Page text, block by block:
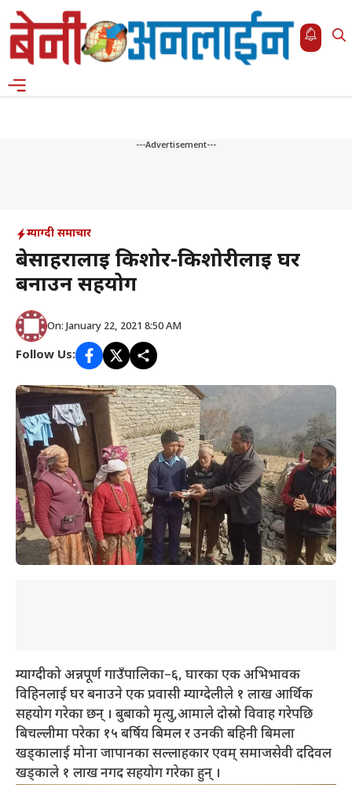
Skip
to
content
---Advertisement---
म्याग्दी समाचार
बेसाहरालाई किशोर-किशोरीलाई घर
बनाउन सहयोग
On: January 22, 2021 8:50 AM
Follow Us:
म्याग्दीको अन्नपूर्ण गाउँपालिका–६, घारका एक अभिभावक
विहिनलाई घर बनाउने एक प्रवासी म्याग्देलीले १ लाख आर्थिक
सहयोग गरेका छन् । बुबाको मृत्यु,आमाले दोस्रो विवाह गरेपछि
बिचल्लीमा परेका १५ बर्षिय बिमल र उनकी बहिनी बिमला
खड्कालाई मोना जापानका सल्लाहकार एवम् समाजसेवी ददिवल
खड्काले १ लाख नगद सहयोग गरेका हुन् ।